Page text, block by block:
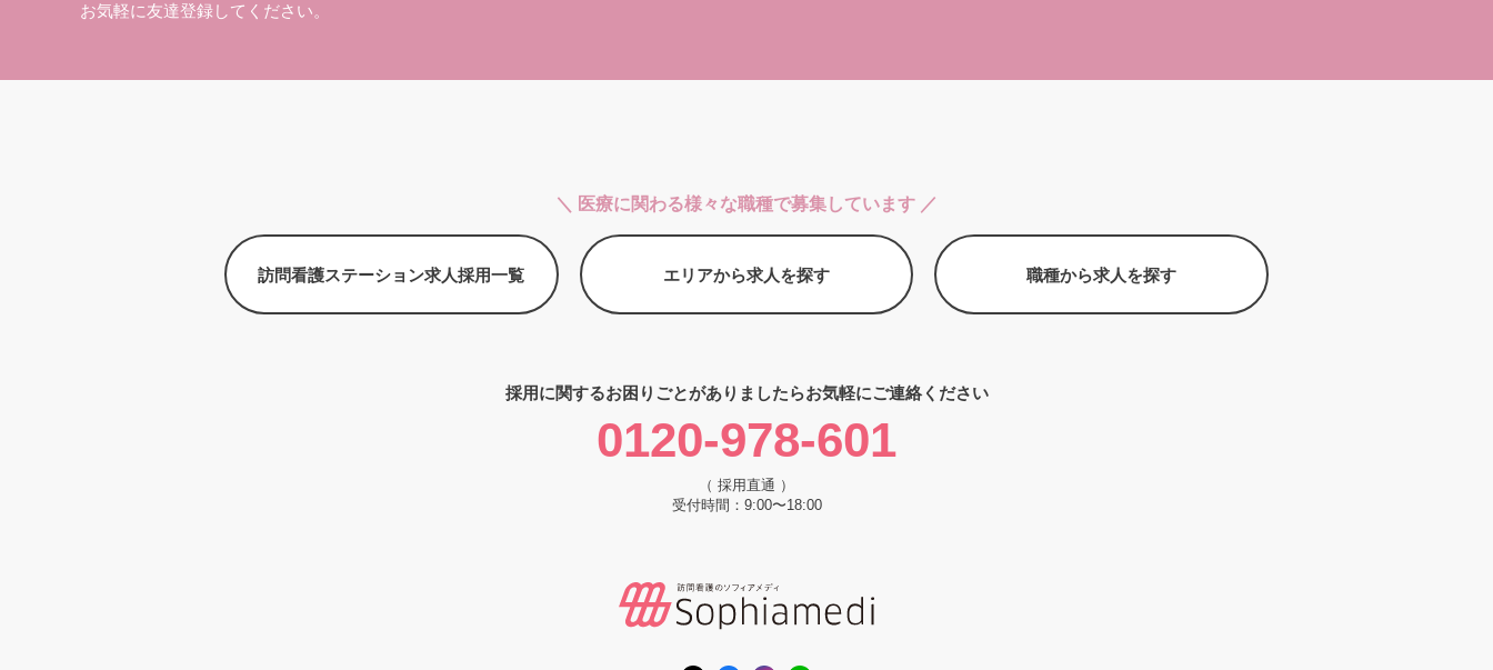
お気軽に友達登録してください。
＼ 医療に関わる様々な職種で募集しています ／
訪問看護ステーション求人採用一覧 エリアから求人を探す 職種から求人を探す
採用に関するお困りごとがありましたらお気軽にご連絡ください
0120-978-601
（ 採用直通 ）
受付時間：9:00〜18:00